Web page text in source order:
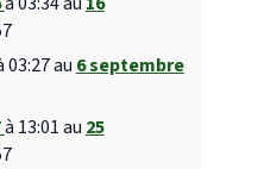
03:27 au 6 septembre
à 13:01 au 25